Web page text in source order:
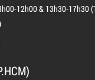
CHÁY ĐỘC LẬP KHÍ
12h00 & 13h30-17h30